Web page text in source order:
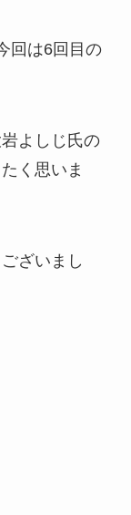
回は6回目の
よしじ氏の
く思いま
ざいまし